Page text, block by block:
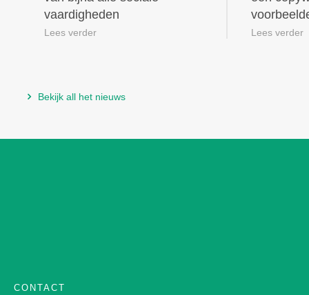
vaardigheden
Lees verder Lees verder
Bekijk all het nieuws
CONTACT